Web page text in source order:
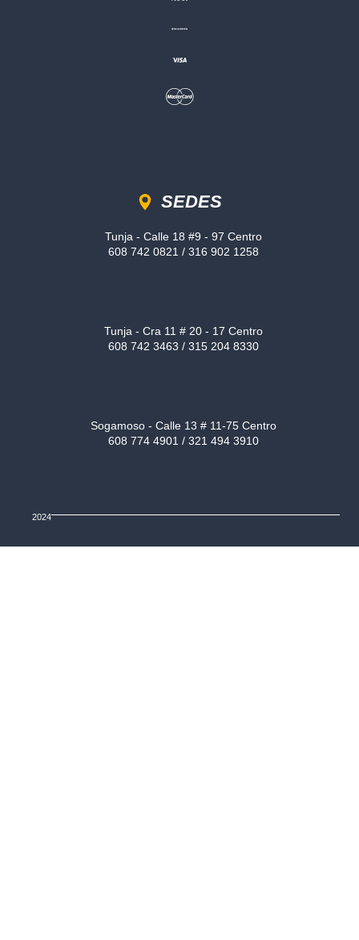
SEDES
Tunja - Calle 18 #9 - 97 Centro
608 742 0821 / 316 902 1258
Tunja - Cra 11 # 20 - 17 Centro
608 742 3463 / 315 204 8330
Sogamoso - Calle 13 # 11-75 Centro
608 774 4901 / 321 494 3910
2024